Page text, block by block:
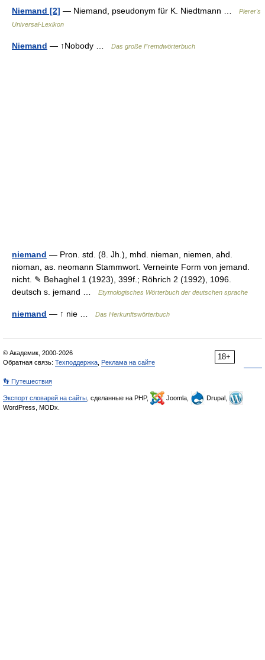
Niemand [2] — Niemand, pseudonym für K. Niedtmann …
Pierer's
Universal-Lexikon
Niemand — ↑Nobody … Das große Fremdwörterbuch
niemand — Pron. std. (8. Jh.), mhd. nieman, niemen, ahd.
nioman, as. neomann Stammwort. Verneinte Form von jemand.
nicht. ✎ Behaghel 1 (1923), 399f.; Röhrich 2 (1992), 1096.
deutsch s. jemand …
Etymologisches Wörterbuch der deutschen sprache
niemand — ↑ nie … Das Herkunftswörterbuch
18+
© Академик, 2000-2026
Обратная связь: Техподдержка Реклама на сайте
👣 Путешествия
Экспорт словарей на сайты , сделанные на PHP, Joomla,
Drupal,
WordPress, MODx.